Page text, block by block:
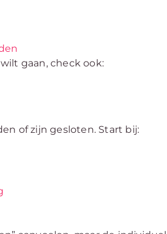
gaan, check ook:
of zijn gesloten. Start bij: